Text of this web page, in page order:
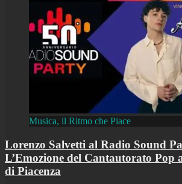
Musica, il Ritmo che Piace
Lorenzo Salvetti al Radio Sound
L’Emozione del Cantautorato Pop
di Piacenza